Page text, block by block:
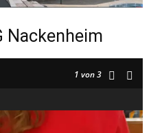
Nackenheim
1 von 3